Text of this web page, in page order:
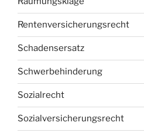
Rentenversicherungsrecht
Schadensersatz
Schwerbehinderung
Sozialrecht
Sozialversicherungsrecht